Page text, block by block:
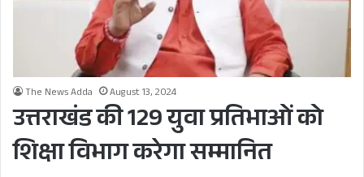
The News Adda August 13, 2024
उत्तराखंड की 129 युवा प्रतिभाओं को
शिक्षा विभाग करेगा सम्मानित